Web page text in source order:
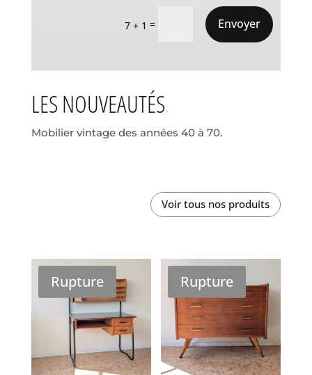
7 + 1 = Envoyer
LES NOUVEAUTÉS
Mobilier vintage des années 40 à 70.
Voir tous nos produits
Rupture Rupture